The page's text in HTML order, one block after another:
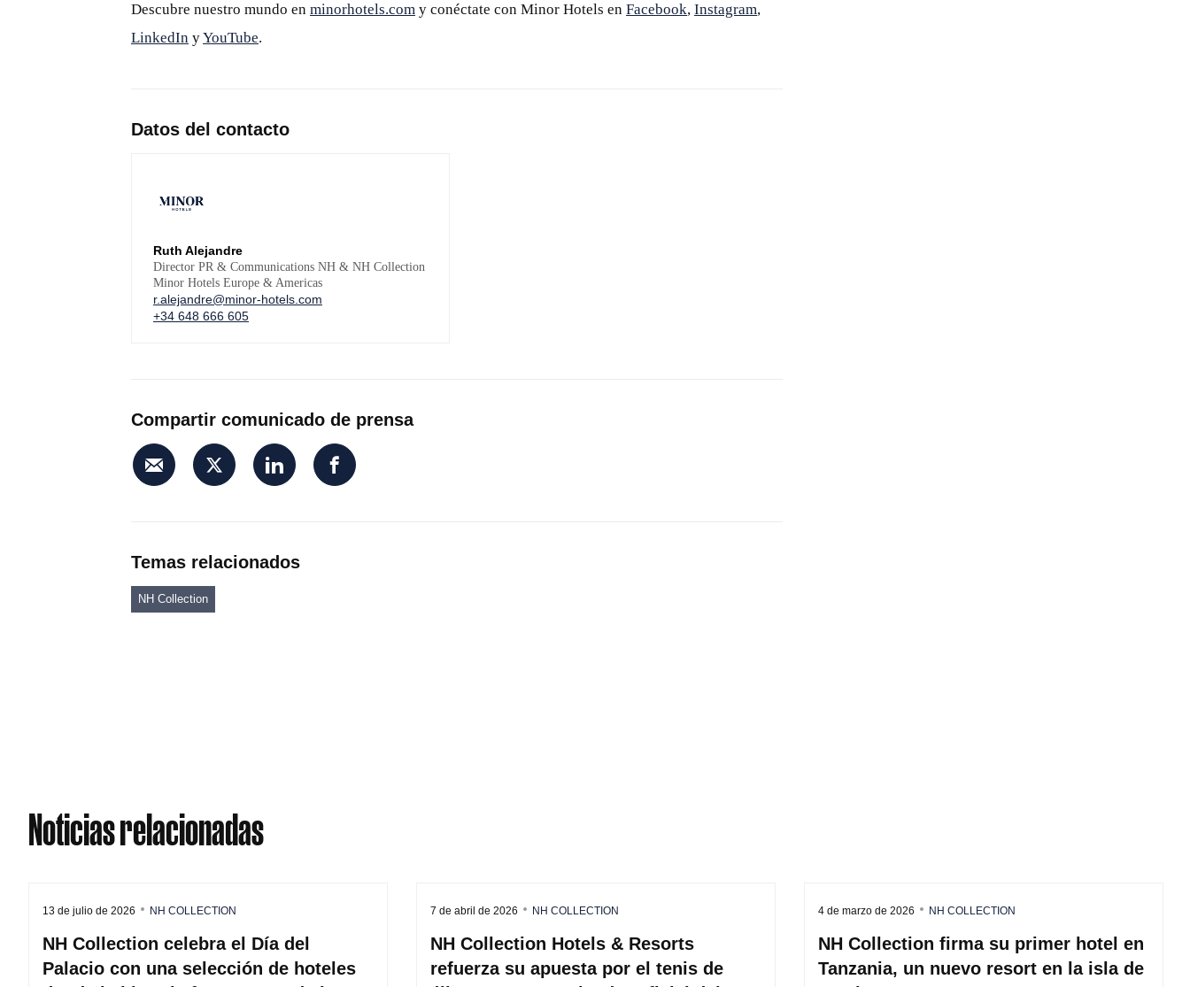
Descubre nuestro mundo en minorhotels.com y conéctate con Minor Hotels en Facebook, Instagram,
LinkedIn yYouTube.
Datos del contacto
Ruth Alejandre
Director PR & Communications NH & NH Collection
Minor Hotels Europe & Americas
r.alejandre@minor-hotels.com
+34 648 666 605
Compartir comunicado de prensa
Temas relacionados
NH Collection
Noticias relacionadas
13 de julio de 2026 NH COLLECTION
NH Collection celebra el Día del
Palacio con una selección de hoteles
7 de abril de 2026 NH COLLECTION
NH Collection Hotels & Resorts
refuerza su apuesta por el tenis de
4 de marzo de 2026 NH COLLECTION
NH Collection firma su primer hotel en
Tanzania, un nuevo resort en la isla de